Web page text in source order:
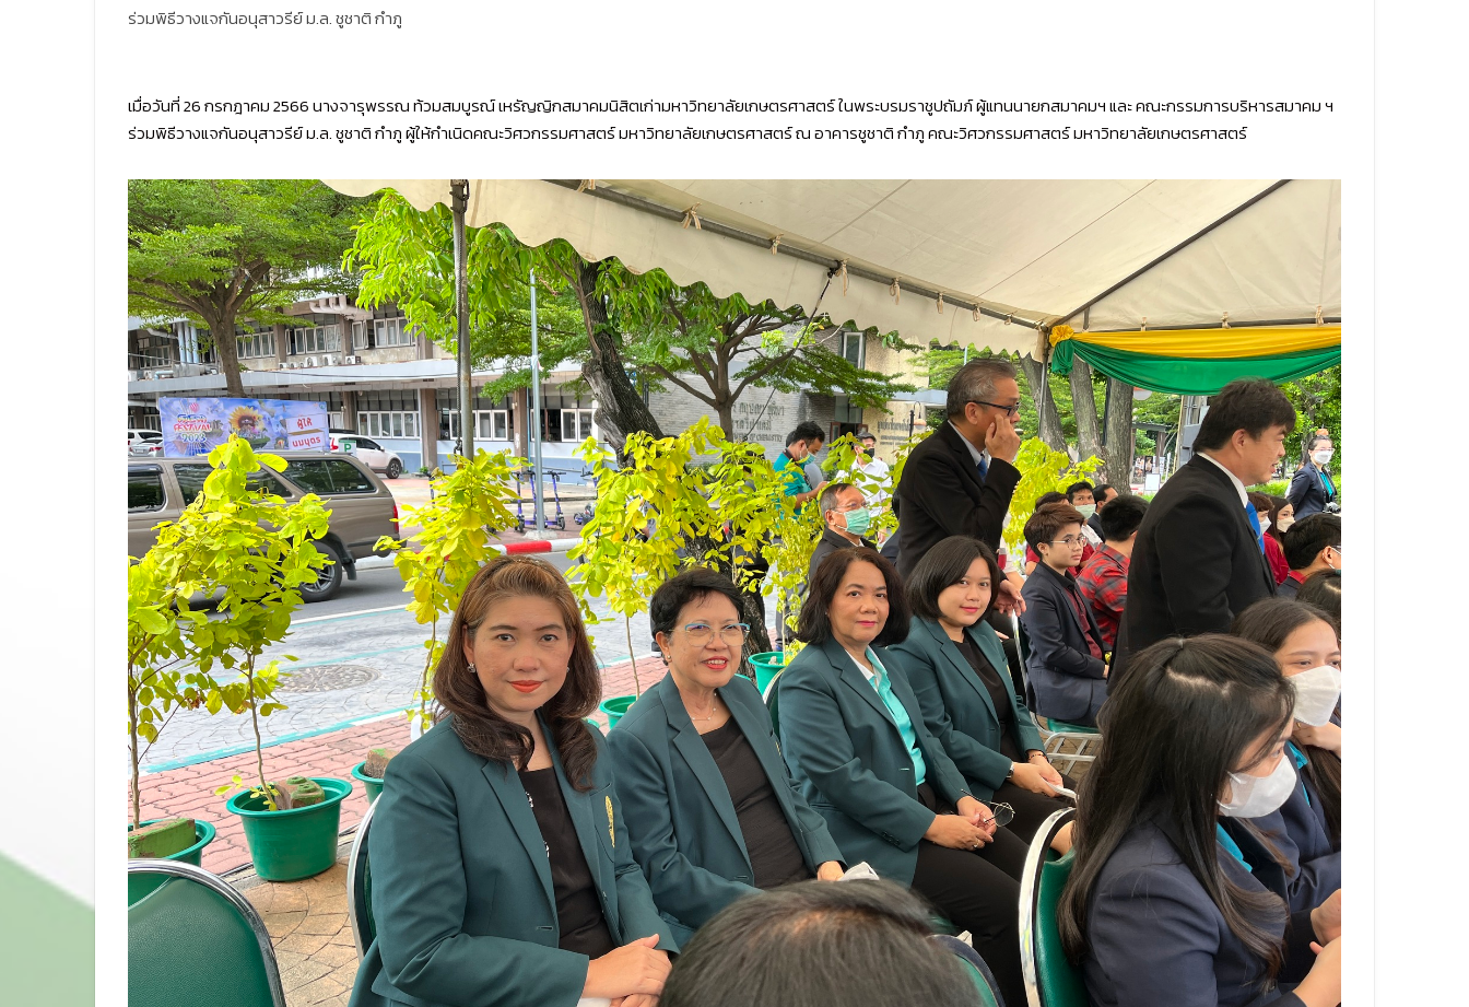
ร่วมพิธีวางแจกันอนุสาวรีย์ ม.ล. ชูชาติ กำภู
เมื่อวันที่ 26 กรกฎาคม 2566 นางจารุพรรณ ท้วมสมบูรณ์ เหรัญญิกสมาคมนิสิตเก่ามหาวิทยาลัยเกษตรศาสตร์ ในพระบรมราชูปถัมภ์ ผู้แทนนายกสมาคมฯ และ คณะกรรมการบริหารสมาคม ฯ
ร่วมพิธีวางแจกันอนุสาวรีย์ ม.ล. ชูชาติ กำภู ผู้ให้กำเนิดคณะวิศวกรรมศาสตร์ มหาวิทยาลัยเกษตรศาสตร์ ณ อาคารชูชาติ กำภู คณะวิศวกรรมศาสตร์ มหาวิทยาลัยเกษตรศาสตร์